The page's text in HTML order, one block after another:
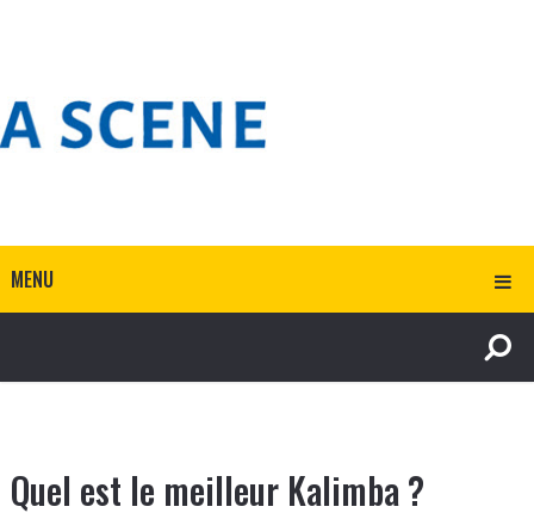
MENU
Quel est le meilleur Kalimba ?